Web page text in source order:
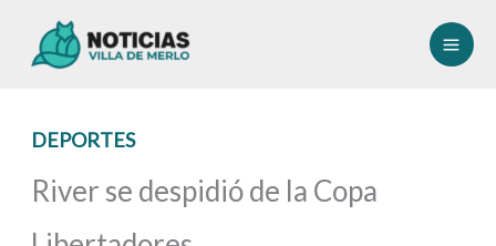
DEPORTES
River se despidió de la Copa